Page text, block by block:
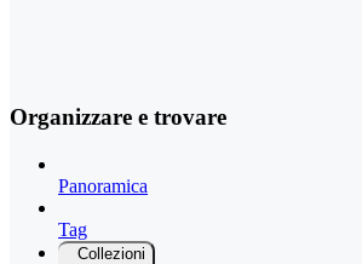
Organizzare e trovare
Panoramica
Tag
Collezioni